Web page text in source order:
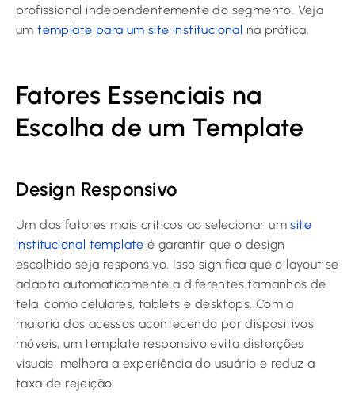
profissional independentemente do segmento. Veja
umtemplate para um site institucional na prática.
Fatores Essenciais na
Escolha de um Template
Design Responsivo
Um dos fatores mais críticos ao selecionar umsite
institucional template é garantir que o design
escolhido seja responsivo. Isso significa que o layout se
adapta automaticamente a diferentes tamanhos de
tela, como celulares, tablets e desktops. Com a
maioria dos acessos acontecendo por dispositivos
móveis, um template responsivo evita distorções
visuais, melhora a experiência do usuário e reduz a
taxa de rejeição.